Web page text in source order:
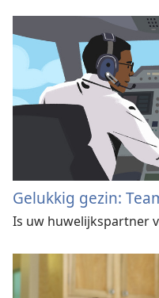
Gelukkig gezin:
Is uw huwelijkspartner